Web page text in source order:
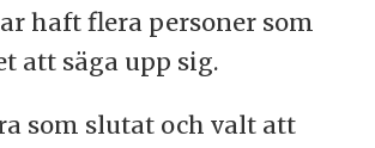
haft flera personer som
att säga upp sig.
som slutat och valt att